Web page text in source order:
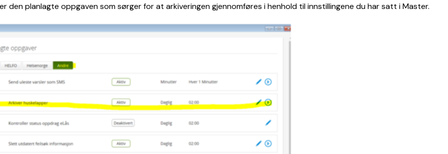
den planlagte oppgaven som sørger for at arkiveringen gjennomføres i henhold til innstillingene du har satt i Master.